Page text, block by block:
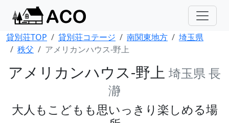
貸別荘TOP 貸別荘コテージ 南関東地方
埼玉県
秩父
アメリカンハウス-野上
アメリカンハウス-野上 埼玉県 長
瀞
大人もこどもも思いっきり楽しめる場